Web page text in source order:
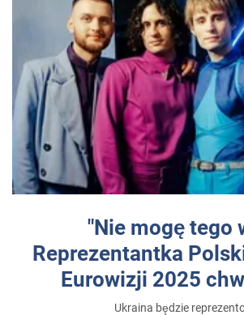
"Nie mogę tego
Reprezentantka
Eurowizji 2025
Ukraina będzie